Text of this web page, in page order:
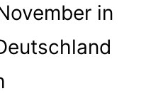
in